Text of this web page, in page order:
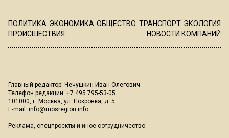
ПОЛИТИКА ЭКОНОМИКА ОБЩЕСТВО ТРАНСПОРТ ЭКОЛОГИЯ
ПРОИСШЕСТВИЯ
НОВОСТИ КОМПАНИЙ
Главный редактор: Чечушкин Иван Олегович.
Телефон редакции: +7 495 795-53-05
101000, г. Москва, ул. Покровка, д. 5
E-mail: info@mosregion.info
Реклама, спецпроекты и иное сотрудничество: